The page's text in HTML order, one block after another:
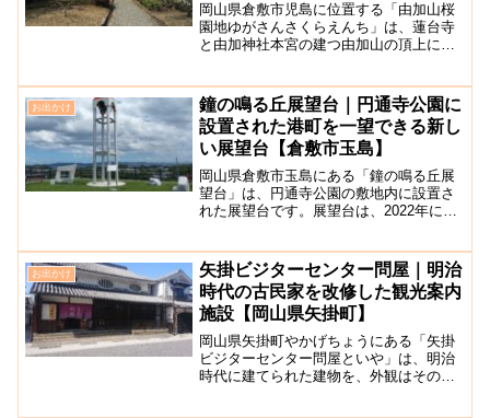
岡山県倉敷市児島に位置する「由加山桜
園地ゆがさんさくらえんち」は、蓮台寺
と由加神社本宮の建つ由加山の頂上にあ
とても美しいです。ソメイヨシノやヤマ
ザクラ、ヤエザクラ、...
お出かけ
鐘の鳴る丘展望台｜円通寺公園に
設置された港町を一望できる新し
い展望台【倉敷市玉島】
岡山県倉敷市玉島にある「鐘の鳴る丘展
望台」は、円通寺公園の敷地内に設置さ
れた展望台です。展望台は、2022年に設
も見晴らしが良く、開放的な気分を味わ
うことができますよ。...
お出かけ
矢掛ビジターセンター問屋｜明治
時代の古民家を改修した観光案内
施設【岡山県矢掛町】
岡山県矢掛町やかげちょうにある「矢掛
ビジターセンター問屋といや」は、明治
時代に建てられた建物を、外観はそのま